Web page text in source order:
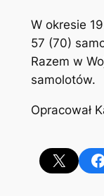
W okresie
57 (70)
Razem w
samolotów.
Opracował
Share on X